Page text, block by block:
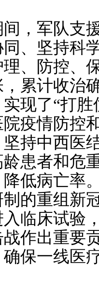
军队支援
、坚持科
、防控、
，累计收治
现了“打
疫情防控
持中西医
患者和危
低病亡率
的重组新
临床试验
作出重要
保一线医